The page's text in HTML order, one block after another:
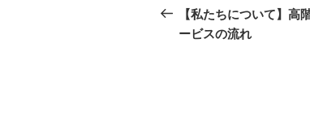
稿
ナ
去
の
【私たちについて】高
ービスの流れ